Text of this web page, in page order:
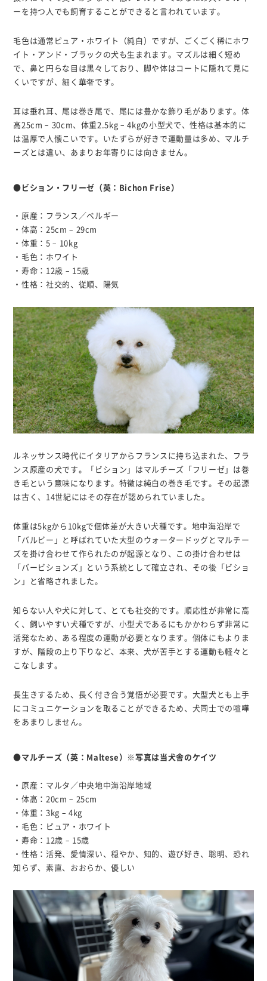
ーを持つ人でも飼育することができると言われています。
毛色は通常ピュア・ホワイト（純白）ですが、ごくごく稀にホワ
イト・アンド・ブラックの犬も生まれます。マズルは細く短め
で、鼻と円らな目は黒々しており、脚や体はコートに隠れて見に
くいですが、細く華奢です。
耳は垂れ耳、尾は巻き尾で、尾には豊かな飾り毛があります。体
高25cm – 30cm、体重2.5kg – 4kgの小型犬で、性格は基本的に
は温厚で人懐こいです。いたずらが好きで運動量は多め、マルチ
ーズとは違い、あまりお年寄りには向きません。
●ビション・フリーゼ（英：Bichon Frise）
・原産：フランス／ベルギー
・体高：25cm – 29cm
・体重：5 – 10kg
・毛色：ホワイト
・寿命：12歳 – 15歳
・性格：社交的、従順、陽気
ルネッサンス時代にイタリアからフランスに持ち込まれた、フラ
ンス原産の犬です。「ビション」はマルチーズ「フリーゼ」は巻
き毛という意味になります。特徴は純白の巻き毛です。その起源
は古く、14世紀にはその存在が認められていました。
体重は5kgから10kgで個体差が大きい犬種です。地中海沿岸で
「バルビー」と呼ばれていた大型のウォータードッグとマルチー
ズを掛け合わせて作られたのが起源となり、この掛け合わせは
「バービションズ」という系統として確立され、その後「ビショ
ン」と省略されました。
知らない人や犬に対して、とても社交的です。順応性が非常に高
く、飼いやすい犬種ですが、小型犬であるにもかかわらず非常に
活発なため、ある程度の運動が必要となります。個体にもよりま
すが、階段の上り下りなど、本来、犬が苦手とする運動も軽々と
こなします。
長生きするため、長く付き合う覚悟が必要です。大型犬とも上手
にコミュニケーションを取ることができるため、犬同士での喧嘩
をあまりしません。
●マルチーズ（英：Maltese）※写真は当犬舎のケイツ
・原産：マルタ／中央地中海沿岸地域
・体高：20cm – 25cm
・体重：3kg – 4kg
・毛色：ピュア・ホワイト
・寿命：12歳 – 15歳
・性格：活発、愛情深い、穏やか、知的、遊び好き、聡明、恐れ
知らず、素直、おおらか、優しい